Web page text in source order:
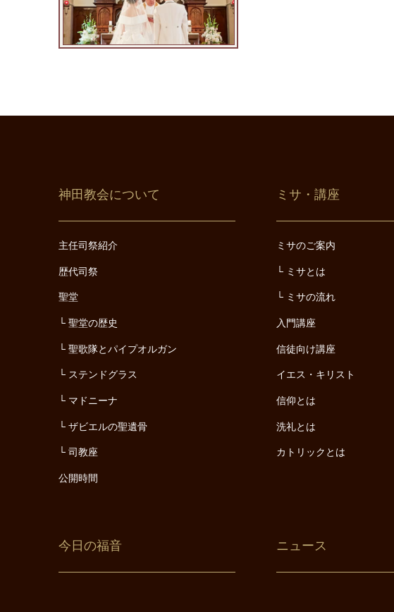
神田教会について
主任司祭紹介
歴代司祭
聖堂
聖堂の歴史
聖歌隊とパイプオルガン
ステンドグラス
マドニーナ
ザビエルの聖遺骨
司教座
公開時間
ミサ・講座
ミサのご案内
ミサとは
ミサの流れ
入門講座
信徒向け講座
イエス・キリスト
信仰とは
洗礼とは
カトリックとは
今日の福音 ニュース